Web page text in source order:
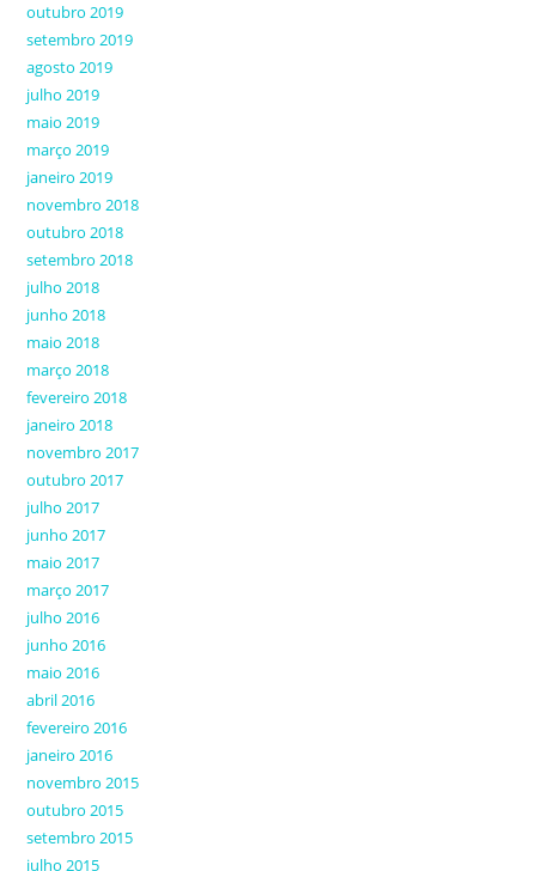
outubro 2019
setembro 2019
agosto 2019
julho 2019
maio 2019
março 2019
janeiro 2019
novembro 2018
outubro 2018
setembro 2018
julho 2018
junho 2018
maio 2018
março 2018
fevereiro 2018
janeiro 2018
novembro 2017
outubro 2017
julho 2017
junho 2017
maio 2017
março 2017
julho 2016
junho 2016
maio 2016
abril 2016
fevereiro 2016
janeiro 2016
novembro 2015
outubro 2015
setembro 2015
julho 2015